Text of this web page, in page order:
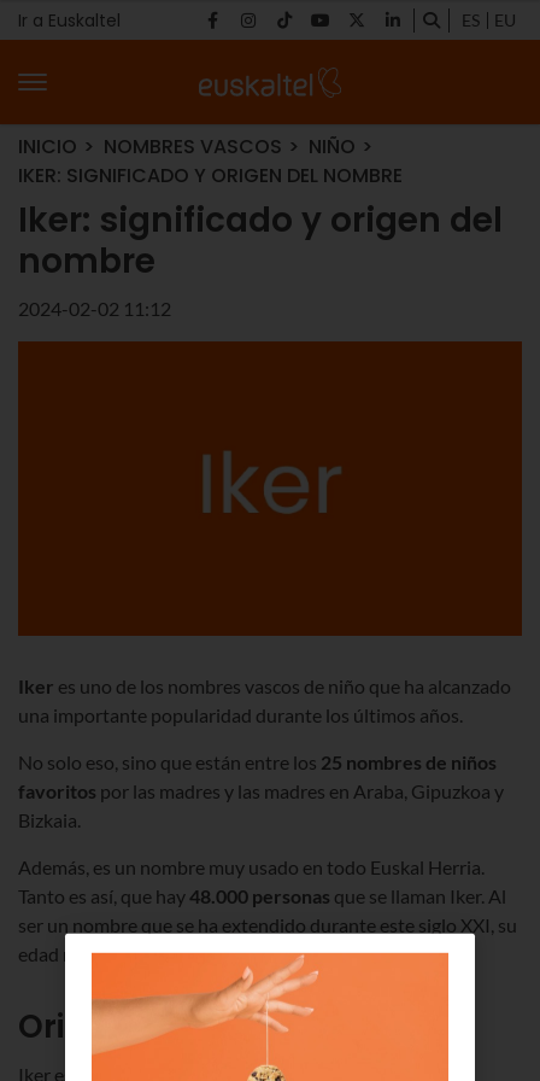
Ir a Euskaltel ES EU
INICIO NOMBRES VASCOS
NIÑO
IKER: SIGNIFICADO Y ORIGEN DEL NOMBRE
Iker: significado y origen del
nombre
2024-02-02 11:12
Iker es uno de los nombres vascos de niño que ha alcanzado
una importante popularidad durante los últimos años.
No solo eso, sino que están entre los 25 nombres de niños
favoritos por las madres y las madres en Araba, Gipuzkoa y
Bizkaia.
Además, es un nombre muy usado en todo Euskal Herria.
Tanto es así, que hay48.000 personas que se llaman Iker. Al
ser un nombre que se ha extendido durante este siglo XXI, su
edad media es muy baja, no llega a los17 años.
Origen del nombre de Iker
Iker es un nombre muy nuestro, propio de Euskal Erria.